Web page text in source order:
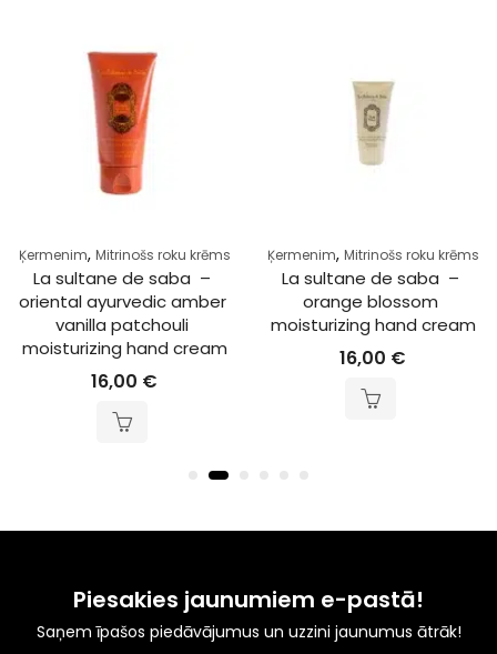
Ķermenim,Mitrinošs roku krēms
La sultane de saba  –
oriental ayurvedic amber
vanilla patchouli
moisturizing hand cream
16,00€
Ķermenim,Mitrinošs roku krēms
La sultane de saba  –
orange blossom
moisturizing hand cream
16,00€
Piesakies jaunumiem e-pastā!
Saņem īpašos piedāvājumus un uzzini jaunumus ātrāk!